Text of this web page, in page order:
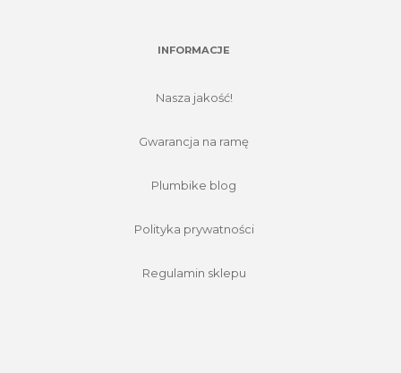
INFORMACJE
Nasza jakość!
Gwarancja na ramę
Plumbike blog
Polityka prywatności
Regulamin sklepu